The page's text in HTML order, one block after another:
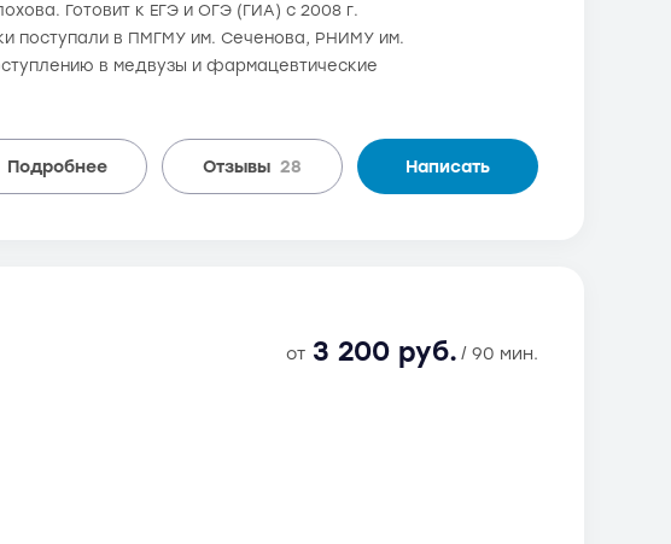
Готовит к ЕГЭ и ОГЭ (ГИА) с 2008 г.
поступали в ПМГМУ им. Сеченова, РНИМУ им.
в медвузы и фармацевтические
Подробнее Отзывы 28 Написать
от 3 200 руб. / 90 мин.